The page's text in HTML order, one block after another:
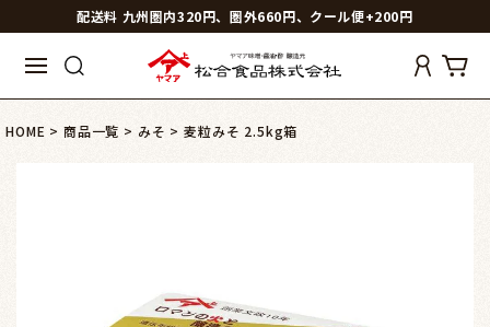
配送料 九州圏内320円、圏外660円、クール便+200円
HOME 商品一覧 みそ 麦粒みそ 2.5kg箱